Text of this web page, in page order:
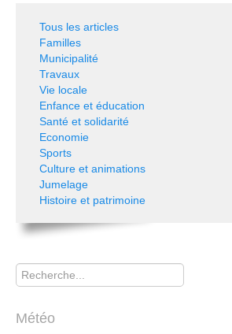
Tous les articles
Familles
Municipalité
Travaux
Vie locale
Enfance et éducation
Santé et solidarité
Economie
Sports
Culture et animations
Jumelage
Histoire et patrimoine
Rechercher
Météo